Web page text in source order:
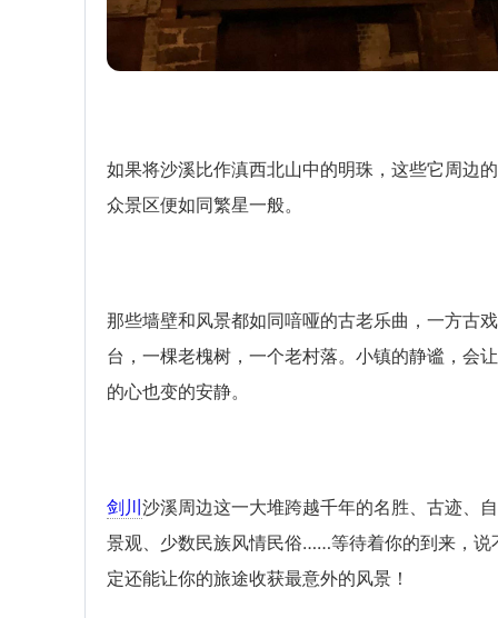
如果将沙溪比作滇西北山中的明珠，这些它周边
众景区便如同繁星一般。
那些墙壁和风景都如同喑哑的古老乐曲，一方古戏
台，一棵老槐树，一个老村落。小镇的静谧，会
的心也变的安静。
剑川沙溪周边这一大堆跨越千年的名胜、古迹、
景观、少数民族风情民俗……等待着你的到来，说
定还能让你的旅途收获最意外的风景！